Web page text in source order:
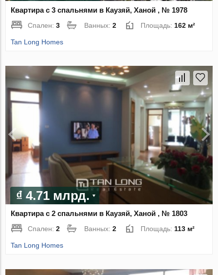
Квартира с 3 спальнями в Каузяй, Ханой , № 1978
Спален:3 Ванных:2 Площадь: 162 м²
Tan Long Homes
₫ 4.71 млрд.
Квартира с 2 спальнями в Каузяй, Ханой , № 1803
Спален:2 Ванных:2 Площадь: 113 м²
Tan Long Homes